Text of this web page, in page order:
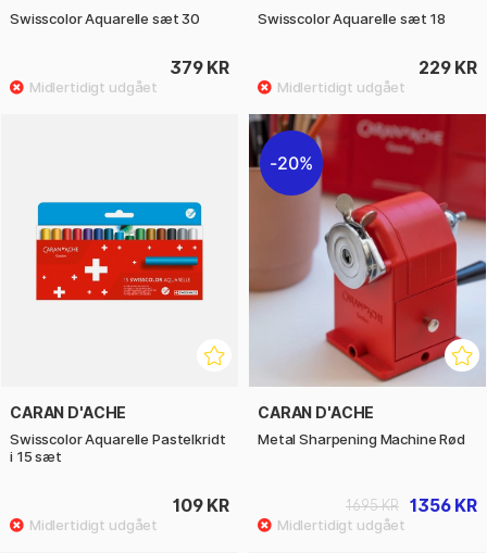
Swisscolor Aquarelle sæt 30
379 KR
Swisscolor Aquarelle sæt 18
229 KR
CARAN D'ACHE
Swisscolor Aquarelle Pastelkridt
i 15 sæt
109 KR
20%
CARAN D'ACHE
Metal Sharpening Machine Rød
1356 KR
1695 KR